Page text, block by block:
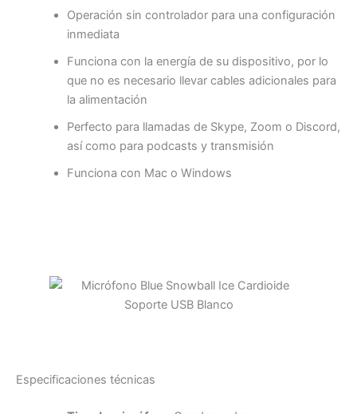
Operación sin controlador para una configuración
inmediata
Funciona con la energía de su dispositivo, por lo
que no es necesario llevar cables adicionales para
la alimentación
Perfecto para llamadas de Skype, Zoom o Discord,
así como para podcasts y transmisión
Funciona con Mac o Windows
Especificaciones técnicas